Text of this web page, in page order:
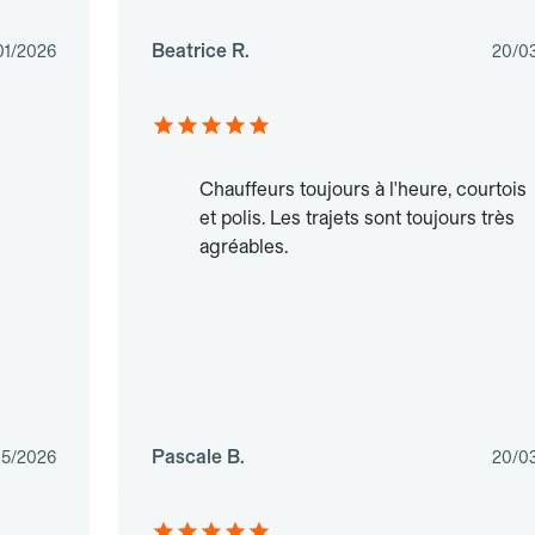
2026 Beatrice R. 20/
2026
Chauffeurs toujours à l'heure, courtois
et polis. Les trajets sont toujours très
agréables.
Pascale B. 20/